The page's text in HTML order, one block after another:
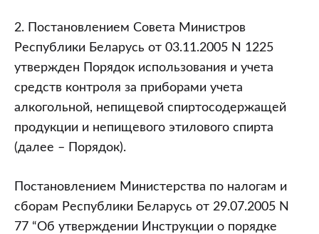
2. Постановлением Совета Министров
Республики Беларусь от 03.11.2005 N 1225
утвержден Порядок использования и учета
средств контроля за приборами учета
алкогольной, непищевой спиртосодержащей
продукции и непищевого этилового спирта
(далее – Порядок).
Постановлением Министерства по налогам и
сборам Республики Беларусь от 29.07.2005 N
77 “Об утверждении Инструкции о порядке